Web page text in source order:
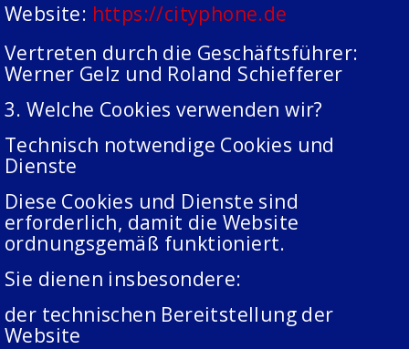
Website: https://cityphone.de
Vertreten durch die Geschäftsführer:
Werner Gelz und Roland Schiefferer
3. Welche Cookies verwenden wir?
Technisch notwendige Cookies und
Dienste
Diese Cookies und Dienste sind
erforderlich, damit die Website
ordnungsgemäß funktioniert.
Sie dienen insbesondere:
der technischen Bereitstellung der
Website